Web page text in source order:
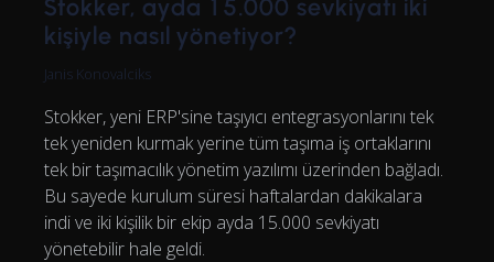
Stokker, ayda 15.000 sevkiyatı iki
kişiyle nasıl yönetiyor?
Janis Konovalciks
Stokker, yeni ERP'sine taşıyıcı entegrasyonlarını tek
tek yeniden kurmak yerine tüm taşıma iş ortaklarını
tek bir taşımacılık yönetim yazılımı üzerinden bağladı.
Bu sayede kurulum süresi haftalardan dakikalara
indi ve iki kişilik bir ekip ayda 15.000 sevkiyatı
yönetebilir hale geldi.